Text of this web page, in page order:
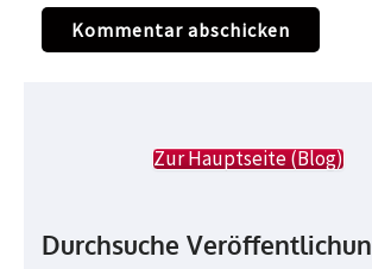
Zur Hauptseite (Blog)
Durchsuche